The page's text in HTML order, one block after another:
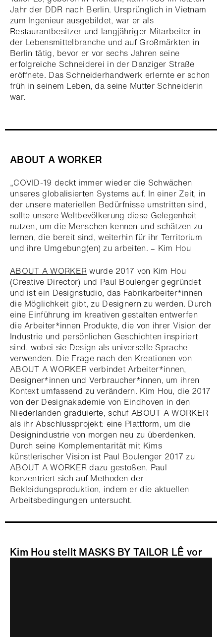
Jahr der DDR nach Berlin. Ursprünglich in Vietnam
zum Ingenieur ausgebildet, war er als
Restaurantbesitzer und langjähriger Mitarbeiter in
der Lebensmittelbranche und auf Großmärkten in
Berlin tätig, bevor er vor sechs Jahren seine
erfolgreiche Schneiderei in der Danziger Straße
eröffnete. Das Schneiderhandwerk erlernte er schon
früh in seinem Leben, da seine Mutter Schneiderin
war.
ABOUT A WORKER
„COVID-19 deckt immer wieder die Schwächen
unseres globalisierten Systems auf. In einer Zeit, in
der unsere materiellen Bedürfnisse umstritten sind,
sollte unsere Weltbevölkerung diese Gelegenheit
nutzen, um die Menschen kennen und schätzen zu
lernen, die bereit sind, weiterhin für ihr Territorium
und ihre Umgebung(en) zu arbeiten. – Kim Hou
ABOUT A WORKER wurde 2017 von Kim Hou
(Creative Director) und Paul Boulenger gegründet
und ist ein Designstudio, das Fabrikarbeiter*innen
die Möglichkeit gibt, zu Designern zu werden. Durch
eine Einführung im kreativen gestalten entwerfen
die Arbeiter*innen Produkte, die von ihrer Vision der
Industrie und persönlichen Geschichten inspiriert
sind, wobei sie Design als universelle Sprache
verwenden. Die Frage nach den Kreationen von
ABOUT A WORKER verbindet Arbeiter*innen,
Designer*innen und Verbraucher*innen, um ihren
Kontext umfassend zu verändern. Kim Hou, die 2017
von der Designakademie von Eindhoven in den
Niederlanden graduierte, schuf ABOUT A WORKER
als ihr Abschlussprojekt: eine Plattform, um die
Designindustrie von morgen neu zu überdenken.
Durch seine Komplementarität mit Kims
künstlerischer Vision ist Paul Boulenger 2017 zu
ABOUT A WORKER dazu gestoßen. Paul
konzentriert sich auf Methoden der
Bekleidungsproduktion, indem er die aktuellen
Arbeitsbedingungen untersucht.
Kim Hou stellt MASKS BY TAILOR LÊ vor